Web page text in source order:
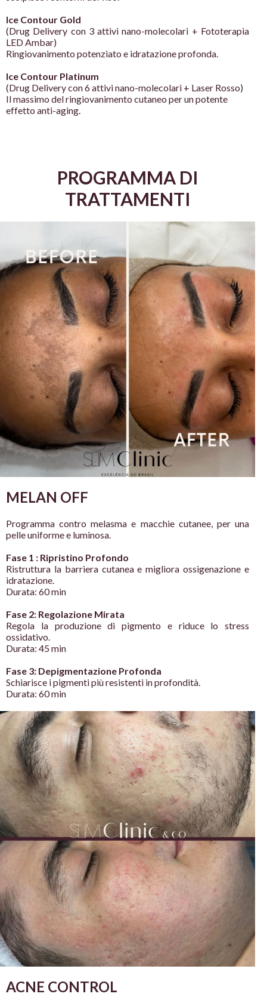
Ice Contour Gold
(Drug Delivery con 3 attivi nano-molecolari + Fototerapia
LED Ambar)
Ringiovanimento potenziato e idratazione profonda.
Ice Contour Platinum
(Drug Delivery con 6 attivi nano-molecolari + Laser Rosso)
Il massimo del ringiovanimento cutaneo per un potente
effetto anti-aging.
PROGRAMMA DI
TRATTAMENTI
MELAN OFF
Programma contromelasma e macchie cutanee, per una
pelleuniforme e luminosa.
Fase 1 : Ripristino Profondo
Ristruttura la barriera cutanea emigliora ossigenazione e
idratazione.
Durata: 60 min
Fase 2: Regolazione Mirata
Regola la produzione di pigmento e riduce lo stress
ossidativo.
Durata: 45 min
Fase 3: Depigmentazione Profonda
Schiarisce i pigmenti più resistenti inprofondità.
Durata: 60 min
ACNE CONTROL